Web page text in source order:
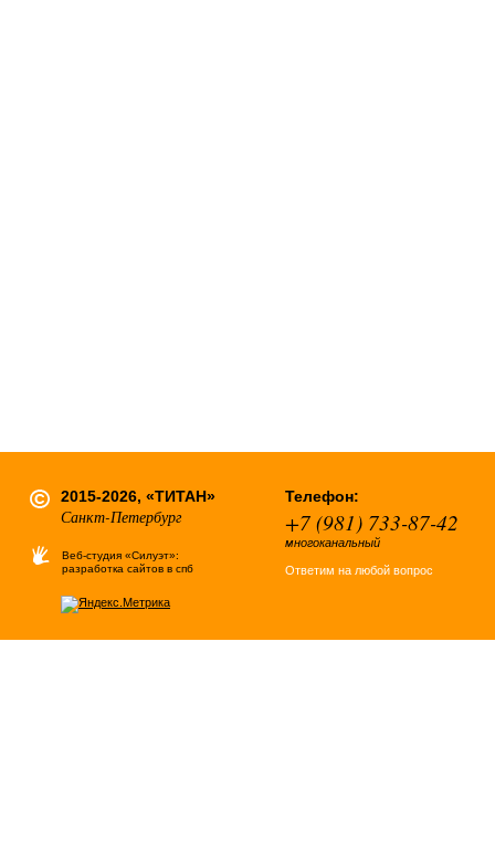
2015-2026, «ТИТАН»
Санкт-Петербург
Веб-студия «Силуэт»:
разработка сайтов в спб
Телефон:
+7 (981) 733-87-42
многоканальный
Ответим на любой вопрос